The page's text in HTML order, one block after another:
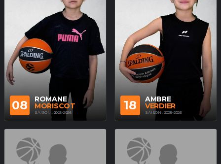
08 ROMANE
MORISCOT
SAISON : 2025-2026
18 AMBRE
VERDIER
SAISON : 2025-2026